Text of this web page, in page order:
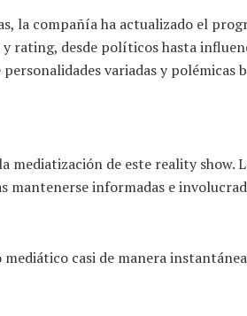
la compañía ha actualizado el
desde políticos hasta
variadas y
mediatización de este reality
mantenerse informadas e
casi de manera